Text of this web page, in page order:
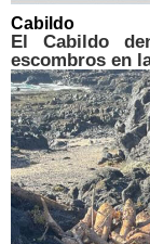
Cabildo
El Cabildo
escombros en